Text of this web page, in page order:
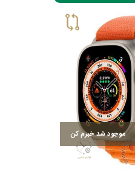
موجود شد خبرم کن